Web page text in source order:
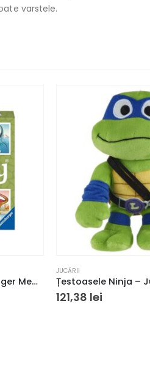
varstele.
Joc de memorie Ravensburger Memory Dinozauri
JUCĂRII
121,38 lei